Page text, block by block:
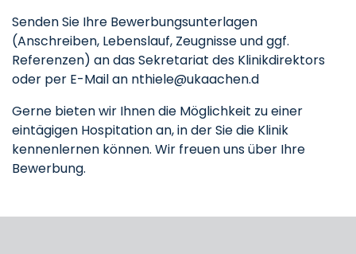
Senden Sie Ihre Bewerbungsunterlagen
(Anschreiben, Lebenslauf, Zeugnisse und ggf.
Referenzen) an das Sekretariat des Klinikdirektors
oder per E-Mail an nthiele@ukaachen.d
Gerne bieten wir Ihnen die Möglichkeit zu einer
eintägigen Hospitation an, in der Sie die Klinik
kennenlernen können. Wir freuen uns über Ihre
Bewerbung.